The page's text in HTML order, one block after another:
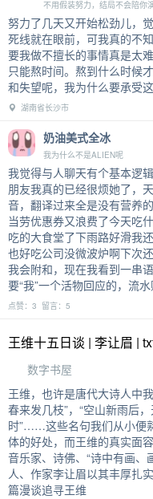
不用假装努力，结局不会陪你
努力了几天又开始松劲儿，
死线就在眼前，可我真的不
要我做不擅长的事情真是太
只能熬时间。熬到什么时候
和失望呢，我为什么要承受这
湖南省长沙市
奶油美式全冰
我为什么不是ALIEN呢
我觉得与人聊天有个基本逻
朋友我真的已经很烦她了，
音，翻译过来全是没有营养
当劳优惠券又浪费了今天吃
吃的大食堂了下雨路好滑我
也好吃公司没微波炉啊下次
我会附和，现在我看到一串
要“我”一个活物回应的，流
点赞：3 留言：5
王维十五日谈 | 李让眉 |
数字书屋
王维，也许是唐代大诗人中
春来发几枝”，“空山新雨后
时”……这些名句我们从小便
体的好处，而王维的真实面
音乐家、诗佛、“诗中有画、
人、作家李让眉以其丰厚扎
篇漫谈追寻王维